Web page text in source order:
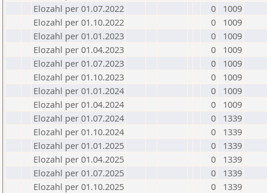
Elozahl per 01.07.2022
0
1009
Elozahl per 01.10.2022
0
1009
Elozahl per 01.01.2023
0
1009
Elozahl per 01.04.2023
0
1009
Elozahl per 01.07.2023
0
1009
Elozahl per 01.10.2023
0
1009
Elozahl per 01.01.2024
0
1009
Elozahl per 01.04.2024
0
1009
Elozahl per 01.07.2024
0
1339
Elozahl per 01.10.2024
0
1339
Elozahl per 01.01.2025
0
1339
Elozahl per 01.04.2025
0
1339
Elozahl per 01.07.2025
0
1339
Elozahl per 01.10.2025
0
1339